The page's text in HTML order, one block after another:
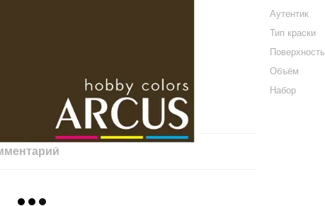
Аутентик
Тип краски
Поверхность
Объём
Набор